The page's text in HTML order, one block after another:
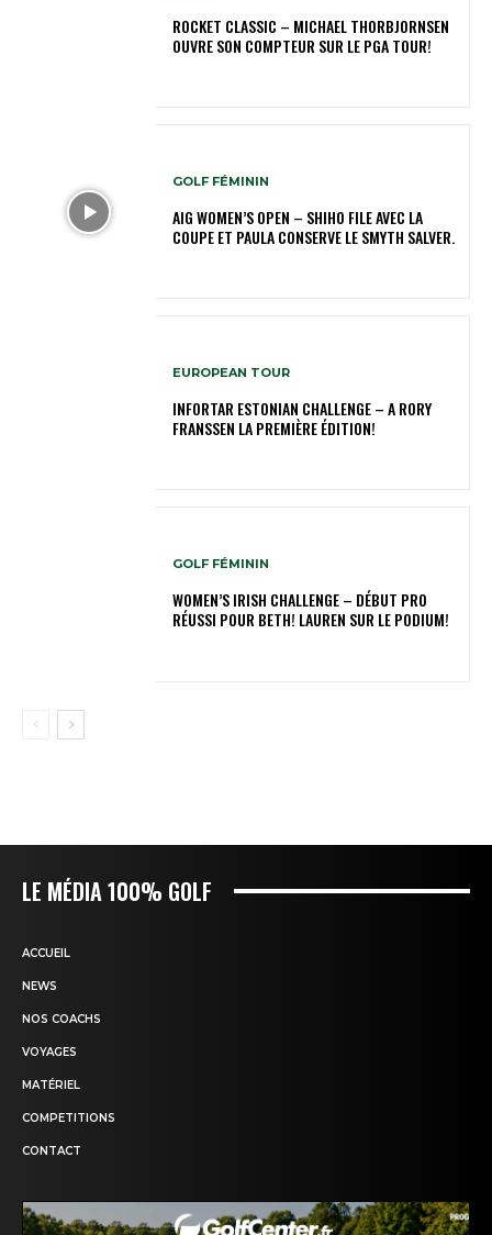
ROCKET CLASSIC – MICHAEL THORBJORNSEN
OUVRE SON COMPTEUR SUR LE PGA TOUR!
GOLF FÉMININ
AIG WOMEN’S OPEN – SHIHO FILE AVEC LA
COUPE ET PAULA CONSERVE LE SMYTH SALVER.
EUROPEAN TOUR
INFORTAR ESTONIAN CHALLENGE – A RORY
FRANSSEN LA PREMIÈRE ÉDITION!
GOLF FÉMININ
WOMEN’S IRISH CHALLENGE – DÉBUT PRO
RÉUSSI POUR BETH! LAUREN SUR LE PODIUM!
LE MÉDIA 100% GOLF
ACCUEIL
NEWS
NOS COACHS
VOYAGES
MATÉRIEL
COMPETITIONS
CONTACT